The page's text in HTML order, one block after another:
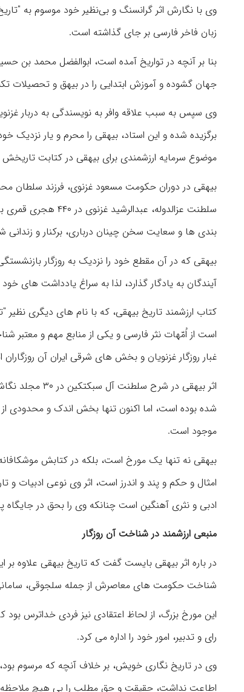
وی با نگارش اثر گرانسنگ و بی‌نظیر خود موسوم به
زبان فاخر فارسی بر جای گذاشته است.
جهان گشوده و آموزش ابتدایی را در بیهق و تحصیلات
وی سپس به سبب علاقه وافر به نویسندگی به دربار
برگزیده شده و این استاد، بیهقی را محرم و یار نزدیک
موضوع سرمایه ارزشمندی برای بیهقی در کتابت
بیهقی در دوران حکومت مسعود غزنوی، فرزند سلطان
سلطنت عزالدوله،
بندی ها و سعایت سخن چینان درباری، برکنار و زندانی
بیهقی که در آن مقطع خود را نزدیک به روزگار
آیندگان به یادگار گذارد، لذا به سراغ یادداشت های خود رفته و از سال ۴۴۸ تا ۴۵۱ هجری قمری به
کتاب ارزشمند تاریخ بیهقی، که با نام های دیگری نظیر
است از اُمّهات نثر فارسی و یکی از منابع مهم و معتبر
غبار روزگار غزنویان و بخش های شرقی ایران آن
اثر بیهقی در
شده بوده است، اما اکنون تنها بخش اندک و محدودی
موجود است.
بیهقی نه تنها یک مورخ است، بلکه در کتابش
امثال و حکم و پند و اندرز است، اثر وی نوعی ادبیات و
ادبی و نثری آهنگین است چنانکه وی را بحق در جایگاه
منبعی ارزشمند در شناخت آن روزگار
در باره اثر بیهقی بایست گفت که تاریخ بیهقی علاوه
شناخت حکومت های معاصرش از جمله سلجوقی،
این مورخ بزرگ، از لحاظ اعتقادی نیز فردی خداترس
رای و تدبیر، امور خود را اداره می کرد.
وی در تاریخ نگاری خویش، بر خلاف آنچه که مرسوم
اطاعت نداشت، حقیقت و حق مطلب را بی هیچ ملاحظه